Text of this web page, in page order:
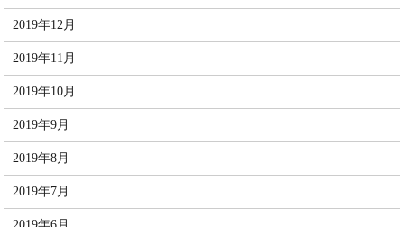
2019年12月
2019年11月
2019年10月
2019年9月
2019年8月
2019年7月